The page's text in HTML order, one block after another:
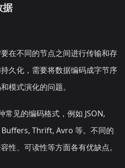
据
在不同的节点之间进行传输和存
久化，需要将数据编码成字节序
模式演化的问题。
常见的编码格式，例如 JSON,
Buffers, Thrift, Avro 等。不同的
性、可读性等方面各有优缺点。